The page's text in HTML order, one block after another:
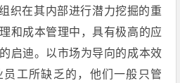
织在其内部进行潜力挖掘的重
和成本管理中，具有极高的应
启迪。以市场为导向的成本效
工所缺乏的，他们一般只管